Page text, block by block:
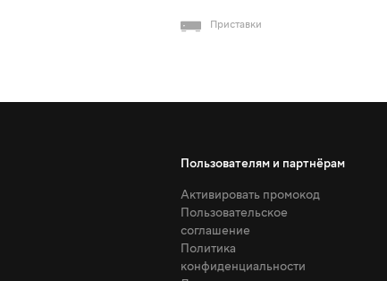
Приставки
Пользователям и партнёрам
Активировать промокод
Пользовательское
соглашение
Политика
конфиденциальности